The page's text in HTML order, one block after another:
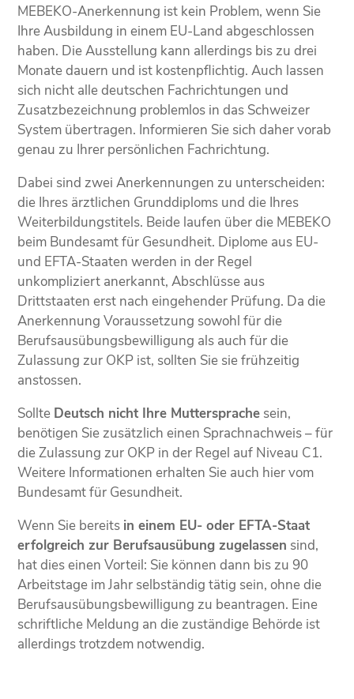
MEBEKO-Anerkennung ist kein Problem, wenn Sie
Ihre Ausbildung in einem EU-Land abgeschlossen
haben. Die Ausstellung kann allerdings bis zu drei
Monate dauern und ist kostenpflichtig. Auch lassen
sich nicht alle deutschen Fachrichtungen und
Zusatzbezeichnung problemlos in das Schweizer
System übertragen. Informieren Sie sich daher vorab
genau zu Ihrer persönlichen Fachrichtung.
Dabei sind zwei Anerkennungen zu unterscheiden:
die Ihres ärztlichen Grunddiploms und die Ihres
Weiterbildungstitels. Beide laufen über die MEBEKO
beim Bundesamt für Gesundheit. Diplome aus EU-
und EFTA-Staaten werden in der Regel
unkompliziert anerkannt, Abschlüsse aus
Drittstaaten erst nach eingehender Prüfung. Da die
Anerkennung Voraussetzung sowohl für die
Berufsausübungsbewilligung als auch für die
Zulassung zur OKP ist, sollten Sie sie frühzeitig
anstossen.
Sollte Deutsch nicht Ihre Muttersprache sein,
benötigen Sie zusätzlich einen Sprachnachweis – für
die Zulassung zur OKP in der Regel auf Niveau C1.
Weitere Informationen erhalten Sie auch hier vom
Bundesamt für Gesundheit.
Wenn Sie bereits in einem EU- oder EFTA-Staat
erfolgreich zur Berufsausübung zugelassen sind,
hat dies einen Vorteil: Sie können dann bis zu 90
Arbeitstage im Jahr selbständig tätig sein, ohne die
Berufsausübungsbewilligung zu beantragen. Eine
schriftliche Meldung an die zuständige Behörde ist
allerdings trotzdem notwendig.